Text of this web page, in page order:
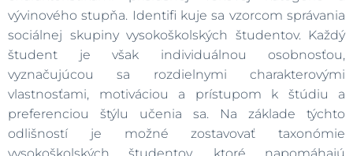
vývinového stupňa. Identifi kuje sa vzorcom správania
sociálnej skupiny vysokoškolských študentov. Každý
študent je však individuálnou osobnosťou,
vyznačujúcou sa rozdielnymi charakterovými
vlastnosťami, motiváciou a prístupom k štúdiu a
preferenciou štýlu učenia sa. Na základe týchto
odlišností je možné zostavovať taxonómie